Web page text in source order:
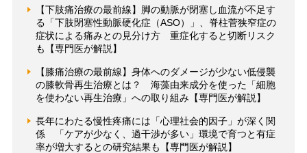
【下肢痛治療の最前線】脚の動脈が閉塞し血流が不足す
る「下肢閉塞性動脈硬化症（ASO）」、脊柱菅狭窄症の
症状による痛みとの見分け方 重症化すると切断リスク
も【専門医が解説】
【膝痛治療の最前線】身体へのダメージが少ない低侵襲
の膝軟骨再生治療とは？ 海藻由来成分を使った「細胞
を使わない再生治療」への取り組み【専門医が解説】
長年にわたる慢性疼痛には「心理社会的因子」が深く関
係 「ケアが少なく、過干渉が多い」環境で育つと有症
率が増大するとの研究結果も【専門医が解説】